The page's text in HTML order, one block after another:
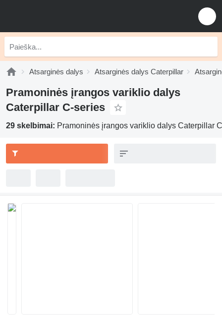
Atsarginės dalys Atsarginės dalys Caterpillar
Pramoninės įrangos variklio dalys
Caterpillar C-series
29 skelbimai: Pramoninės įrangos variklio dalys Caterpillar